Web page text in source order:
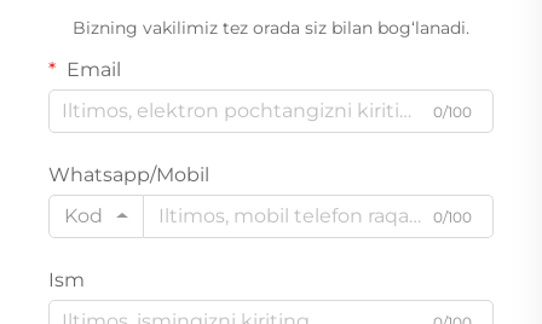
Bizning vakilimiz tez orada siz bilan bog‘lanadi.
Email
0/100
Whatsapp/Mobil
Kod
0/100
Ism